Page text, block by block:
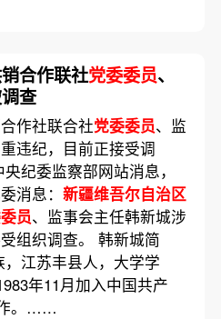
合作联社党委委员、
查
作社联合社党委委员、监
违纪，目前正接受调
纪委监察部网站消息，
消息： 新疆维吾尔自治区
员、监事会主任韩新城涉
组织调查。 韩新城简
江苏丰县人，大学学
年11月加入中国共产
作。……